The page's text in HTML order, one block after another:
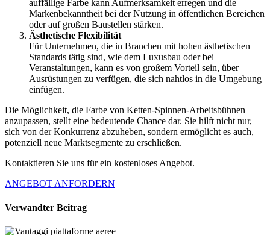
auffällige Farbe kann Aufmerksamkeit erregen und die
Markenbekanntheit bei der Nutzung in öffentlichen Bereichen
oder auf großen Baustellen stärken.
Ästhetische Flexibilität
Für Unternehmen, die in Branchen mit hohen ästhetischen
Standards tätig sind, wie dem Luxusbau oder bei
Veranstaltungen, kann es von großem Vorteil sein, über
Ausrüstungen zu verfügen, die sich nahtlos in die Umgebung
einfügen.
Die Möglichkeit, die Farbe von Ketten-Spinnen-Arbeitsbühnen
anzupassen, stellt eine bedeutende Chance dar. Sie hilft nicht nur,
sich von der Konkurrenz abzuheben, sondern ermöglicht es auch,
potenziell neue Marktsegmente zu erschließen.
Kontaktieren Sie uns für ein kostenloses Angebot.
ANGEBOT ANFORDERN
Verwandter Beitrag